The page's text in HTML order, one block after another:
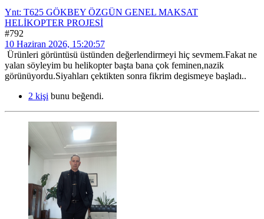
Ynt: T625 GÖKBEY ÖZGÜN GENEL MAKSAT
HELİKOPTER PROJESİ
#792
10 Haziran 2026, 15:20:57
Ürünleri görüntüsü üstünden değerlendirmeyi hiç sevmem.Fakat ne
yalan söyleyim bu helikopter başta bana çok feminen,nazik
görünüyordu.Siyahları çektikten sonra fikrim degismeye başladı..
2 kişi bunu beğendi.